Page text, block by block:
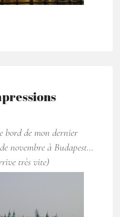
de mon dernier
novembre à Budapest…
très vite)